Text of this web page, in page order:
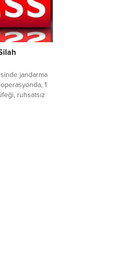
jandarma
1
ruhsatsız
ele
hakkında